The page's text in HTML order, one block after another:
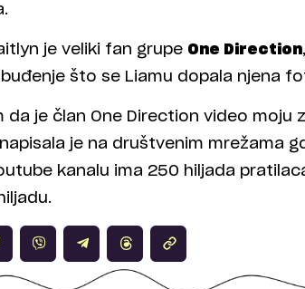
je veliki fan grupe One Direction
što se Liamu dopala njena
da je član One Direction video moju
je na društvenim mrežama
kanalu ima 250 hiljada